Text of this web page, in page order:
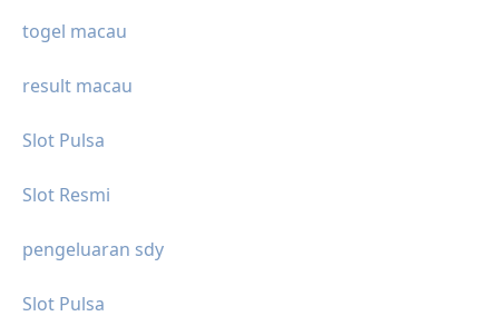
togel macau
result macau
Slot Pulsa
Slot Resmi
pengeluaran sdy
Slot Pulsa